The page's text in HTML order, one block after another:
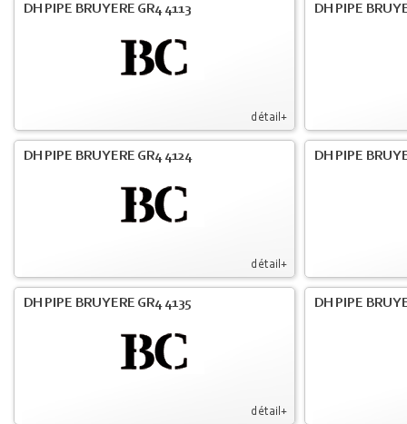
détail+
DH PIPE BRUYERE GR4 4113 DH PIPE
détail+
DH PIPE BRUYERE GR4 4124 DH PIPE
détail+
DH PIPE BRUYERE GR4 4135 DH PIPE